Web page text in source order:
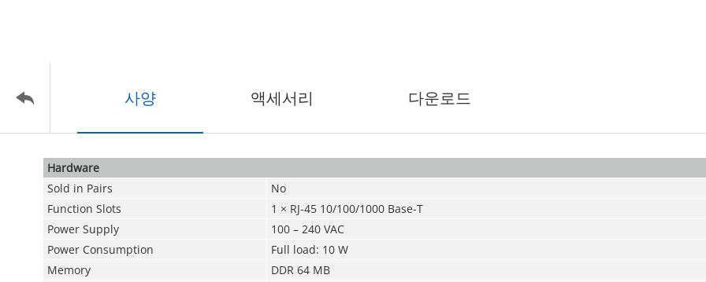
사양 액세서리 다운로드
Hardware
Sold in Pairs
No
Function Slots
1 × RJ-45 10/100/1000 Base-T
Power Supply
100 – 240 VAC
Power Consumption
Full load: 10 W
Memory
DDR 64 MB